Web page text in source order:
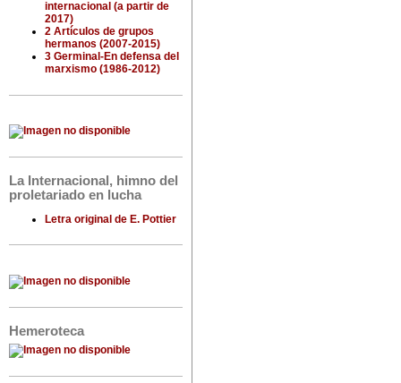
internacional (a partir de
2017)
2 Artículos de grupos
hermanos (2007-2015)
3 Germinal-En defensa del
marxismo (1986-2012)
La Internacional, himno del
proletariado en lucha
Letra original de E. Pottier
Hemeroteca